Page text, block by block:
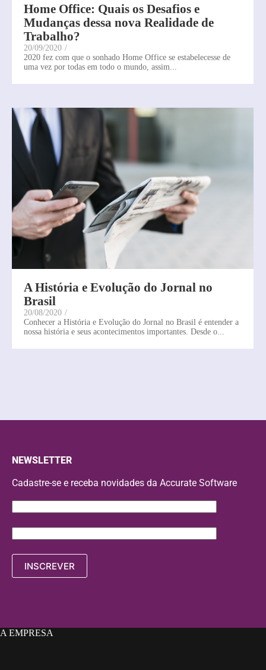
Home Office: Quais os Desafios e
Mudanças dessa nova Realidade de
Trabalho?
20/09/2020 /
2020 fez com que o sonhado Home Office se estabelecesse de
uma vez por todas em todo o mundo, assim...
A História e Evolução do Jornal no
Brasil
20/08/2020 /
Conhecer a História e Evolução do Jornal no Brasil é entender a
nossa história e seus acontecimentos importantes. Desde o...
NEWSLETTER
Cadastre-se e receba novidades da Accurate Software
A EMPRESA